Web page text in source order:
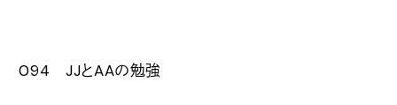
094 JJとAAの勉強